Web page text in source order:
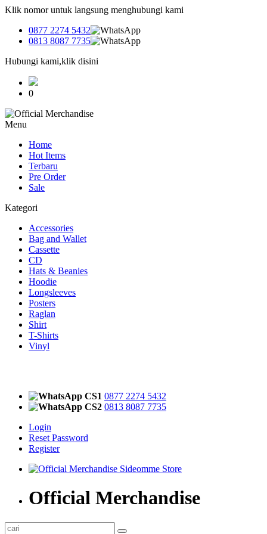
Klik nomor untuk langsung menghubungi kami
0877 2274 5432
0813 8087 7735
Hubungi kami,klik disini
0
Menu
Home
Hot Items
Terbaru
Pre Order
Sale
Kategori
Accessories
Bag and Wallet
Cassette
CD
Hats & Beanies
Hoodie
Longsleeves
Posters
Raglan
Shirt
T-Shirts
Vinyl
CS1 0877 2274 5432
CS2 0813 8087 7735
Login
Reset Password
Register
Official Merchandise